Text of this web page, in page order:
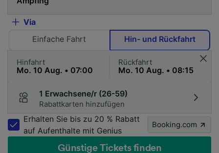
Via
Einfache Fahrt
Hin- und Rückfahrt
Hinfahrt Rückfahrt
1 Erwachsene/r (26-59)
Rabattkarten hinzufügen
Erhalten Sie bis zu 20 % Rabatt
auf Aufenthalte mit Genius
Booking.com
Günstige Tickets finden